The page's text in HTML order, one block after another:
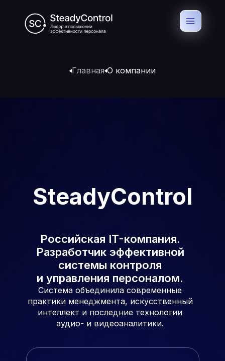
SteadyControl
Российская IT-компания.
Разработчик эффективной
системы контроля
и управления персоналом.
Система объединила современные
практики менеджмента, искусственный
интеллект и последние технологии
аудио- и видеоаналитики.
Главная О компании